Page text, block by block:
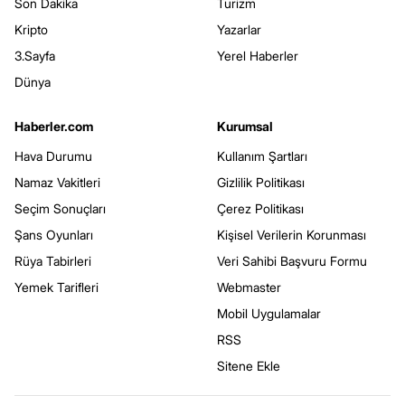
Son Dakika
Kripto
3.Sayfa
Dünya
Turizm
Yazarlar
Yerel Haberler
Haberler.com
Hava Durumu
Namaz Vakitleri
Seçim Sonuçları
Şans Oyunları
Rüya Tabirleri
Yemek Tarifleri
Kurumsal
Kullanım Şartları
Gizlilik Politikası
Çerez Politikası
Kişisel Verilerin Korunması
Veri Sahibi Başvuru Formu
Webmaster
Mobil Uygulamalar
RSS
Sitene Ekle